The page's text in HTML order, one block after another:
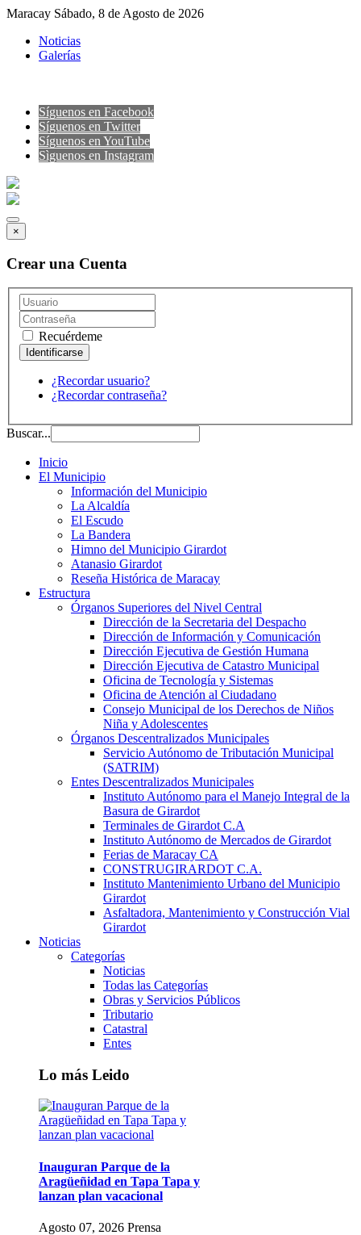
Maracay Sábado, 8 de Agosto de 2026
Noticias
Galerías
Síguenos en Facebook
Síguenos en Twitter
Síguenos en YouTube
Sìguenos en Instagram
×
Crear una Cuenta
Recuérdeme
¿Recordar usuario?
¿Recordar contraseña?
Buscar...
Inicio
El Municipio
Información del Municipio
La Alcaldía
El Escudo
La Bandera
Himno del Municipio Girardot
Atanasio Girardot
Reseña Histórica de Maracay
Estructura
Órganos Superiores del Nivel Central
Dirección de la Secretaria del Despacho
Dirección de Información y Comunicación
Dirección Ejecutiva de Gestión Humana
Dirección Ejecutiva de Catastro Municipal
Oficina de Tecnología y Sistemas
Oficina de Atención al Ciudadano
Consejo Municipal de los Derechos de Niños
Niña y Adolescentes
Órganos Descentralizados Municipales
Servicio Autónomo de Tributación Municipal
(SATRIM)
Entes Descentralizados Municipales
Instituto Autónomo para el Manejo Integral de la
Basura de Girardot
Terminales de Girardot C.A
Instituto Autónomo de Mercados de Girardot
Ferias de Maracay CA
CONSTRUGIRARDOT C.A.
Instituto Mantenimiento Urbano del Municipio
Girardot
Asfaltadora, Mantenimiento y Construcción Vial
Girardot
Noticias
Categorías
Noticias
Todas las Categorías
Obras y Servicios Públicos
Tributario
Catastral
Entes
Lo más Leido
Inauguran Parque de la
Aragüeñidad en Tapa Tapa y
lanzan plan vacacional
Agosto 07, 2026 Prensa